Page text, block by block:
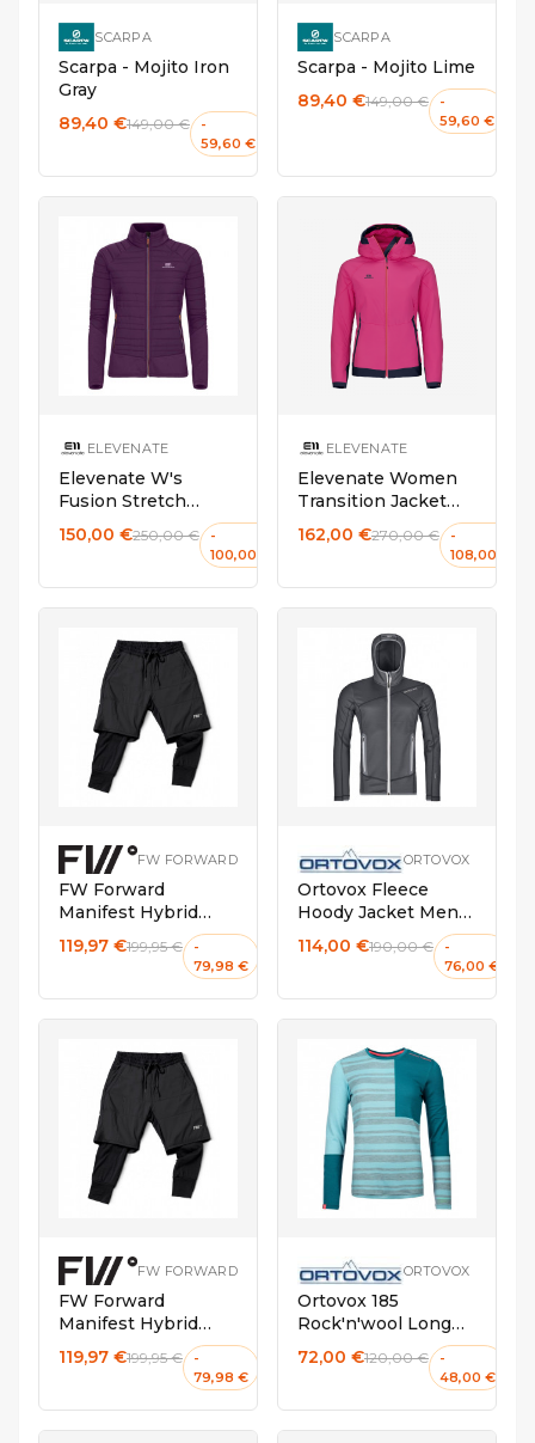
SCARPA
Scarpa - Mojito Iron
Gray
89,40 €149,00 €
-
59,60 €
SCARPA
Scarpa - Mojito Lime
89,40 €149,00 €
-
59,60 €
XS
ELEVENATE
Elevenate W's
Fusion Stretch
Jacket Aubergine
150,00 €250,00 €
-
100,00 €
ELEVENATE
Elevenate Women
Transition Jacket
Rich Pink
162,00 €270,00 €
-
108,00 €
FW FORWARD
FW Forward
Manifest Hybrid
Tour Pant Slate
Black
119,97 €199,95 €
-
79,98 €
L
ORTOVOX
Ortovox Fleece
Hoody Jacket Men
Black Steel
114,00 €190,00 €
-
76,00 €
FW FORWARD
FW Forward
Manifest Hybrid
Tour Pant Slate
Black
119,97 €199,95 €
-
79,98 €
L
ORTOVOX
Ortovox 185
Rock'n'wool Long
sleeve Women Ice
Waterfall
72,00 €120,00 €
-
48,00 €